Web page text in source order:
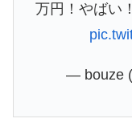
万円！やばい
— bouze